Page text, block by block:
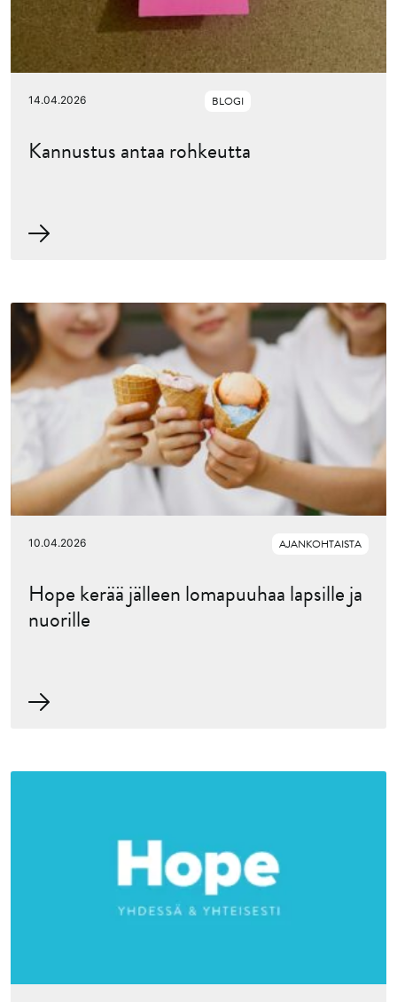
14.04.2026 BLOGI
Kannustus antaa rohkeutta
10.04.2026 AJANKOHTAISTA
Hope kerää jälleen lomapuuhaa lapsille ja
nuorille